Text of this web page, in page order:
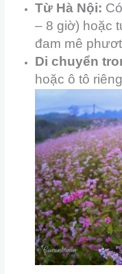
Từ Hà Nội:
– 8 giờ) hoặc
đam mê
Di chuyển
hoặc ô tô